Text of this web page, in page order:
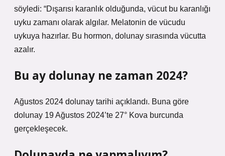
söyledi: “Dışarısı karanlık olduğunda, vücut bu karanlığı
uyku zamanı olarak algılar. Melatonin de vücudu
uykuya hazırlar. Bu hormon, dolunay sırasında vücutta
azalır.
Bu ay dolunay ne zaman 2024?
Ağustos 2024 dolunay tarihi açıklandı. Buna göre
dolunay 19 Ağustos 2024’te 27° Kova burcunda
gerçekleşecek.